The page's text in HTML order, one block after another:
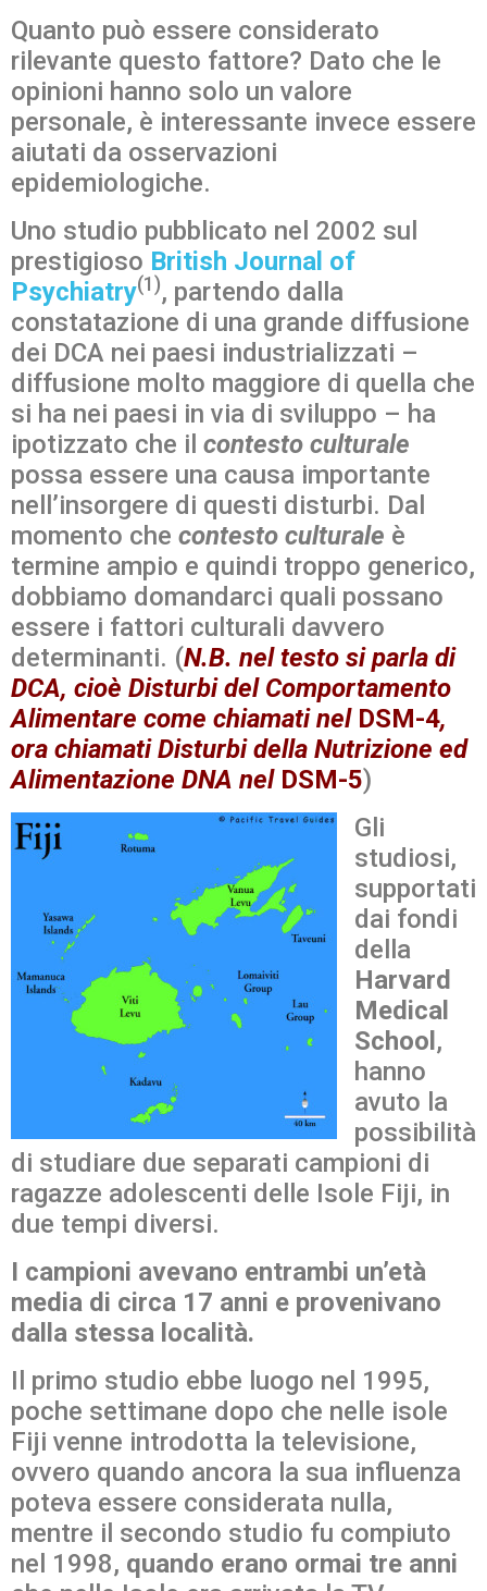
Quanto può essere considerato
rilevante questo fattore? Dato che le
opinioni hanno solo un valore
personale, è interessante invece essere
aiutati da osservazioni
epidemiologiche.
Uno studio pubblicato nel 2002 sul
prestigioso British Journal of
Psychiatry(1), partendo dalla
constatazione di una grande diffusione
dei DCA nei paesi industrializzati –
diffusione molto maggiore di quella che
si ha nei paesi in via di sviluppo – ha
ipotizzato che il contesto culturale
possa essere una causa importante
nell’insorgere di questi disturbi. Dal
momento che contesto culturale è
termine ampio e quindi troppo generico,
dobbiamo domandarci quali possano
essere i fattori culturali davvero
determinanti. (N.B. nel testo si parla di
DCA, cioè Disturbi del Comportamento
Alimentare come chiamati nel DSM-4,
ora chiamati Disturbi della Nutrizione ed
Alimentazione DNA nel DSM-5)
Gli
studiosi,
supportati
dai fondi
della
Harvard
Medical
School ,
hanno
avuto la
possibilità
di studiare due separati campioni di
ragazze adolescenti delle Isole Fiji, in
due tempi diversi.
I campioni avevano entrambi un’età
media di circa 17 anni e provenivano
dalla stessa località.
Il primo studio ebbe luogo nel 1995,
poche settimane dopo che nelle isole
Fiji venne introdotta la televisione,
ovvero quando ancora la sua influenza
poteva essere considerata nulla,
mentre il secondo studio fu compiuto
nel 1998, quando erano ormai tre anni